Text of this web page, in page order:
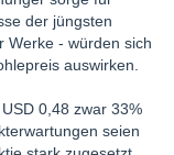
der jüngsten
Werke - würden sich
auswirken.
0,48 zwar 33%
seien